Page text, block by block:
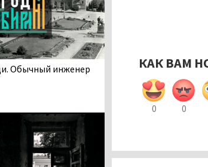
КАК ВАМ
0 0
Тагиле на три
Родители 10-
кровососущих
искусали их
больнице
Обычный инженер